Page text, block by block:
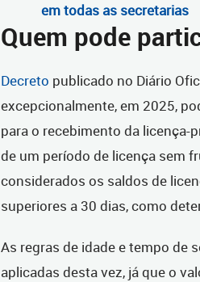
em todas as secretarias
Quem pode
Decreto publicado no Diário
excepcionalmente, em 2025,
para o recebimento da
de um período de licença sem
considerados os saldos de
superiores a 30 dias, como
As regras de idade e tempo de
aplicadas desta vez, já que o